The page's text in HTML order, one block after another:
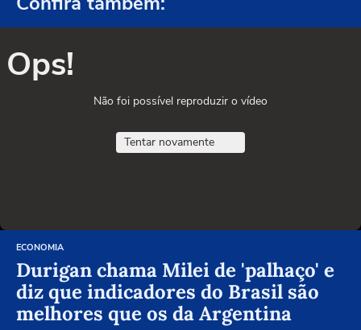
Ops!
Não foi possível reproduzir o vídeo
Tentar novamente
ECONOMIA
Durigan chama Milei de 'palhaço' e
diz que indicadores do Brasil são
melhores que os da Argentina